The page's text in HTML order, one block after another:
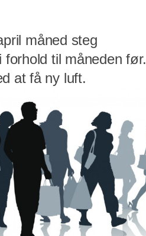
måned steg
til måneden før.
at få ny luft.